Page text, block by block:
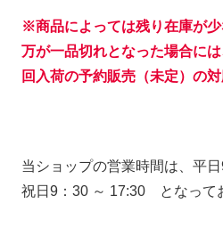
※商品によっては残り在庫が少
万が一品切れとなった場合に
回入荷の予約販売（未定）の
当ショップの営業時間は、平
祝日9：30 ～ 17:30 となって